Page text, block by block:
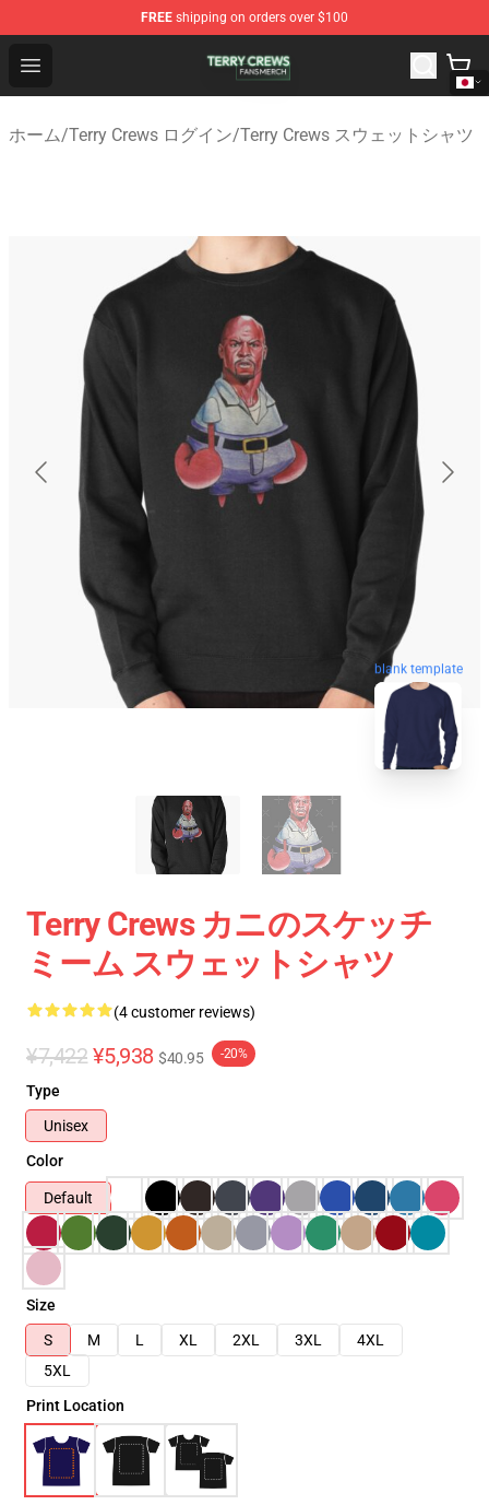
FREE shipping on orders over $100
Open menu
Terry Crews Shop - Official Terry Crews Merchandise
ホーム/Terry Crews ログイン/Terry Crews スウェットシャツ
blank template
Terry Crews カニのスケッチ
ミーム スウェットシャツ
(4 customer reviews)
¥7,422 ¥5,938 $40.95 -20%
Type
Unisex
Color
Default
Size
S
M L XL 2XL 3XL
4XL
5XL
Print Location